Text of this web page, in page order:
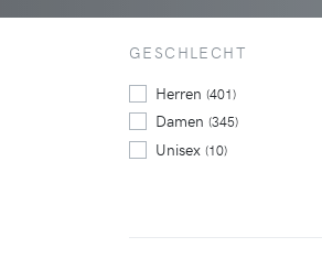
GESCHLECHT
Herren (401)
Damen (345)
Unisex (10)